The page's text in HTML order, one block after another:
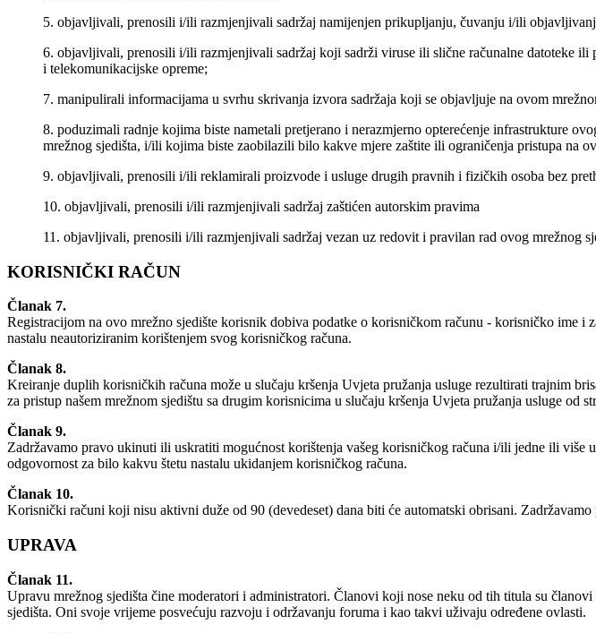
objavljivali, prenosili i/ili razmjenjivali sadržaj namijenjen prikupljanju, čuvanju i/ili
objavljivali, prenosili i/ili razmjenjivali sadržaj koji sadrži viruse ili slične računalne datoteke
i telekomunikacijske opreme;
manipulirali informacijama u svrhu skrivanja izvora sadržaja koji se objavljuje na ovom
poduzimali radnje kojima biste nametali pretjerano i nerazmjerno opterećenje infrastrukture
mrežnog sjedišta, i/ili kojima biste zaobilazili bilo kakve mjere zaštite ili ograničenja pristupa na
objavljivali, prenosili i/ili reklamirali proizvode i usluge drugih pravnih i fizičkih osoba bez
objavljivali, prenosili i/ili razmjenjivali sadržaj zaštićen autorskim pravima
objavljivali, prenosili i/ili razmjenjivali sadržaj vezan uz redovit i pravilan rad ovog mrežnog
KORISNIČKI RAČUN
Članak 7.
Registracijom na ovo mrežno sjedište korisnik dobiva podatke o korisničkom računu - korisničko ime
nastalu neautoriziranim korištenjem svog korisničkog računa.
Članak 8.
Kreiranje duplih korisničkih računa može u slučaju kršenja Uvjeta pružanja usluge rezultirati trajnim
za pristup našem mrežnom sjedištu sa drugim korisnicima u slučaju kršenja Uvjeta pružanja usluge
Članak 9.
Zadržavamo pravo ukinuti ili uskratiti mogućnost korištenja vašeg korisničkog računa i/ili jedne ili više
odgovornost za bilo kakvu štetu nastalu ukidanjem korisničkog računa.
Članak 10.
Korisnički računi koji nisu aktivni duže od 90 (devedeset) dana biti će automatski obrisani.
UPRAVA
Članak 11.
Upravu mrežnog sjedišta čine moderatori i administratori. Članovi koji nose neku od tih titula su
sjedišta. Oni svoje vrijeme posvećuju razvoju i održavanju foruma i kao takvi uživaju određene ovlasti.